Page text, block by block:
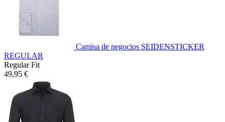
Camisa de negocios SEIDENSTICKER
REGULAR
Regular Fit
49,95 €